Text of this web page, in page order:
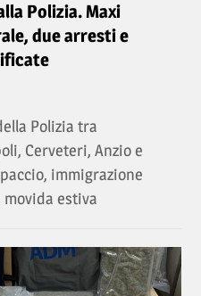
Polizia. Maxi
due arresti e
Polizia tra
Cerveteri, Anzio e
immigrazione
estiva